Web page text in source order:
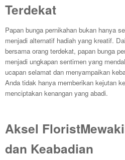
Terdekat
Papan bunga pernikahan bukan hanya
menjadi alternatif hadiah yang kreatif.
bersama orang terdekat, papan bunga
menjadi ungkapan sentimen yang
ucapan selamat dan menyampaikan
Anda tidak hanya memberikan kejutan
menciptakan kenangan yang abadi.
Aksel
dan Keabadian